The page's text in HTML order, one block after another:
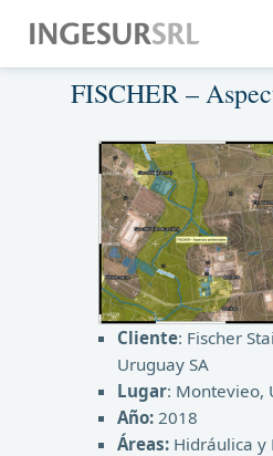
EMPRESA
EXPERIENCIA
SERVICIOS
DESCARGAS
CONTACTO
FISCHER –
Cliente: Fischer
Uruguay SA
Lugar: Montevieo,
Año: 2018
Áreas: Hidráulica y